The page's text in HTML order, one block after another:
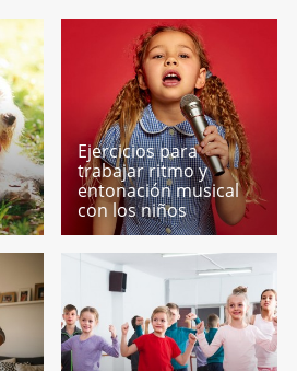
Ejercicios para
trabajar ritmo y
entonación musical
con los niños